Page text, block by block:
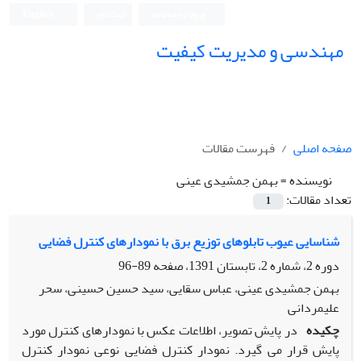
مهندسی و مدیریت کیفیت
صفحه اصلی
فهرست مقالات
نویسنده =بهمن جمشیدی عینی
تعداد مقالات:
1
شناسایی عیوب تابلوهای توزیع برق با نمودارهای کنترل فضایی
دوره 2، شماره 2، تابستان 1391، صفحه
89-96
بهمن جمشیدی عینی، عباس سقایی، سید حسین حسینی، سحر
علیمردانی
چکیده در پایش تصویر، اطلاعات عکس با نمودارهای کنترل مورد
پایش قرار می گیرد. نمودار کنترل فضایی نوعی نمودار کنترل